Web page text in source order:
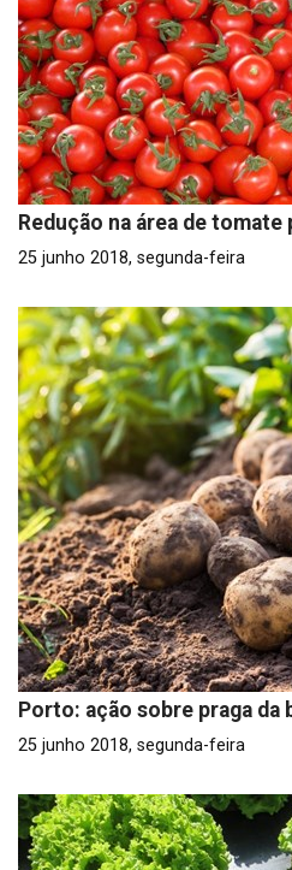
Redução na área de
25 junho 2018, segunda-feira
Porto: ação sobre praga da
25 junho 2018, segunda-feira